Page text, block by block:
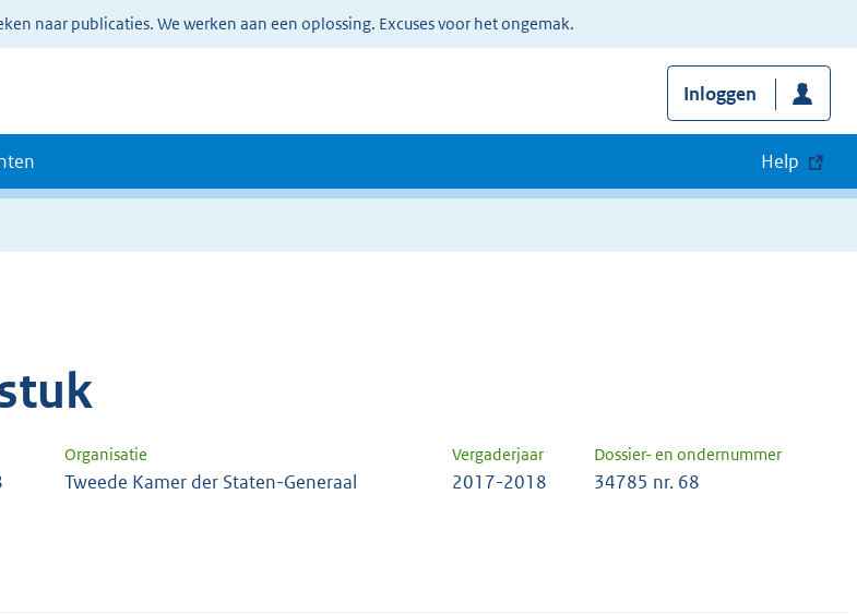
naar publicaties. We werken aan een oplossing. Excuses voor het ongemak.
Inloggen
Help
Organisatie Vergaderjaar Dossier- en ondernummer
Tweede Kamer der Staten-Generaal 2017-2018 34785 nr. 68